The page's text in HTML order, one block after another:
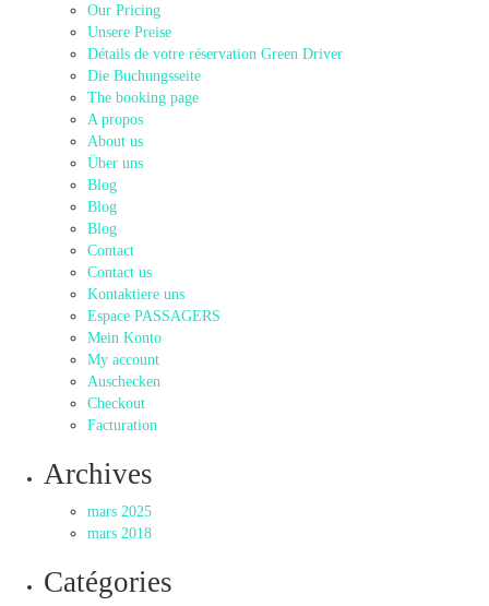
Our Pricing
Unsere Preise
Détails de votre réservation Green Driver
Die Buchungsseite
The booking page
A propos
About us
Über uns
Blog
Blog
Blog
Contact
Contact us
Kontaktiere uns
Espace PASSAGERS
Mein Konto
My account
Auschecken
Checkout
Facturation
Archives
mars 2025
mars 2018
Catégories